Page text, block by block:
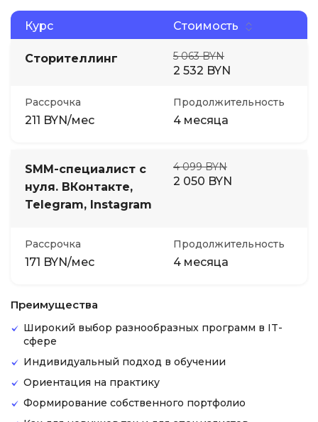
Курс Стоимость
Сторителлинг 5 063 BYN
2 532 BYN
Рассрочка
211 BYN/мес
Продолжительность
4 месяца
SMM-специалист с
нуля. ВКонтакте,
Telegram, Instagram
4 099 BYN
2 050 BYN
Рассрочка
171 BYN/мес
Продолжительность
4 месяца
Преимущества
Широкий выбор разнообразных программ в IT-
сфере
Индивидуальный подход в обучении
Ориентация на практику
Формирование собственного портфолио